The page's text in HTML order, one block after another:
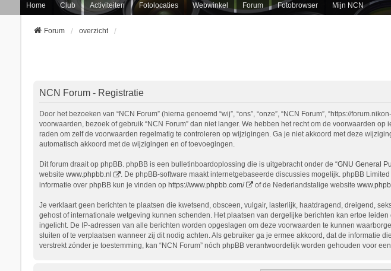
Home Club Activiteiten Fotolocaties Webwinkel Forum Fotobrowser Mijn NCN
Forum overzicht
NCN Forum - Registratie
Door het bezoeken van “NCN Forum” (hierna genoemd “wij”, “ons”, “onze”, “NCN Forum”, “https://
voorwaarden, bezoek of gebruik “NCN Forum” dan niet langer. We hebben het recht om de voorwaarden
raden om zelf de voorwaarden regelmatig te controleren op wijzigingen. Ga je niet akkoord met deze
automatisch akkoord met de wijzigingen en of toevoegingen.
Dit forum draait op phpBB. phpBB is een bulletinboardoplossing die is uitgebracht onder de “GNU General
website www.phpbb.nl
. De phpBB-software maakt internetgebaseerde discussies mogelijk. phpBB
informatie over phpBB kun je vinden op https://www.phpbb.com/ of de Nederlandstalige website
Je verklaart geen berichten te plaatsen die kwetsend, obsceen, vulgair, lasterlijk, haatdragend, dreigend,
gehost of internationale wetgeving kunnen schenden. Het plaatsen van dergelijke berichten kan ertoe
ingelicht. De IP-adressen van alle berichten worden opgeslagen om deze voorwaarden te kunnen
sluiten of te verplaatsen wanneer zij dit nodig achten. Als gebruiker ga je ermee akkoord, dat de
verstrekt zónder je toestemming, kan “NCN Forum” nóch phpBB verantwoordelijk worden gehouden voor